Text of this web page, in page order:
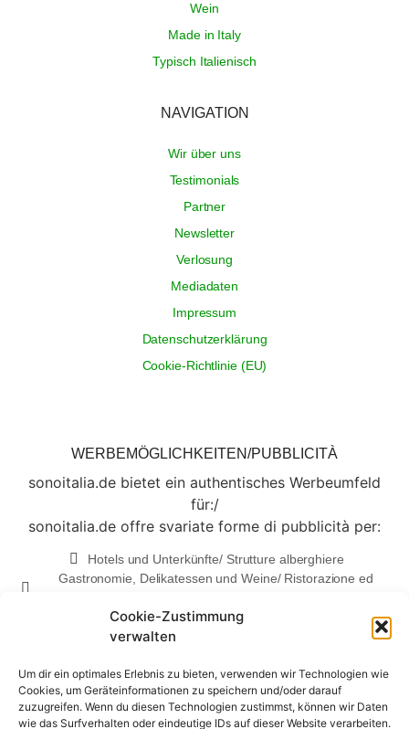
Cookie-Zustimmung
verwalten
Um dir ein optimales Erlebnis zu bieten, verwenden wir Technologien wie
Cookies, um Geräteinformationen zu speichern und/oder darauf
zuzugreifen. Wenn du diesen Technologien zustimmst, können wir Daten
wie das Surfverhalten oder eindeutige IDs auf dieser Website verarbeiten.
Wein
Made in Italy
Typisch Italienisch
NAVIGATION
Wir über uns
Testimonials
Partner
Newsletter
Verlosung
Mediadaten
Impressum
Datenschutzerklärung
Cookie-Richtlinie (EU)
WERBEMÖGLICHKEITEN/PUBBLICITÀ
sonoitalia.de bietet ein authentisches Werbeumfeld
für:/
sonoitalia.de offre svariate forme di pubblicità per:
Hotels und Unterkünfte/ Strutture alberghiere
Gastronomie, Delikatessen und Weine/ Ristorazione ed
Made in Italy
...und vieles mehr/...e molto altro
Gerne informieren wir Sie über die
Werbemöglichkeiten und senden Ihnen unsere
Mediadaten zu/